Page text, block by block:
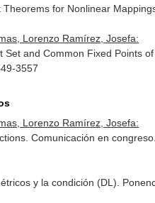
for Nonlinear
Lorenzo Ramírez, Josefa:
and Common Fixed Points
3557
Lorenzo Ramírez, Josefa:
Comunicación en
y la condición (DL).